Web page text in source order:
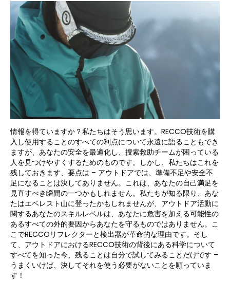
情報を得ていますか？私たちはそう思います。RECCO技術を購
入し使用することのすべての利点について永遠に語ることもでき
ますが、あなたの安全を最適化し、捜索救助チームが困っている
人を見つけやすくするためのものです。しかし、私たちはこれを
残しておきます、要点は – アウトドアでは、準備不足や安全不
足になることは決してありません。これは、あなたの自己満足を
見直すべき瞬間の一つかもしれません。私たちが知る限り、あな
たはエベレスト山に登ったかもしれませんが、アウトドア活動に
関するあなたのスキルレベルは、あなたに危害を加える可能性の
あるすべての外的要因からあなたを守るものではありません。こ
こでRECCOリフレクターと検出器が革命的な理由です。そし
て、アウトドアにおけるRECCO技術の背後にある科学について
すべてを知った今、残ることは自分で試してみることだけです –
うまくいけば、決してそれを使う必要がないことを願っていま
す！